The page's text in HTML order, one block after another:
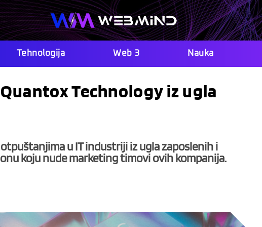
Tehnologija Web 3 Nauka
Technology iz ugla
u IT industriji iz ugla zaposlenih i
koju nude marketing timovi ovih kompanija.